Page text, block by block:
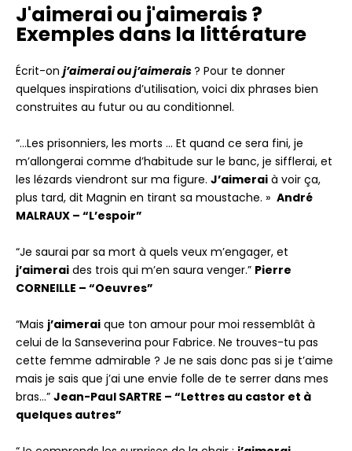
J'aimerai ou j'aimerais ?
Exemples dans la littérature
Écrit-on j’aimerai ou j’aimerais? Pour te donner
quelques inspirations d’utilisation, voici dix phrases bien
construites au futur ou au conditionnel.
“…Les prisonniers, les morts … Et quand ce sera fini, je
m’allongerai comme d’habitude sur le banc, je sifflerai, et
les lézards viendront sur ma figure. J’aimerai à voir ça,
plus tard, dit Magnin en tirant sa moustache. » André
MALRAUX – “L’espoir”
“Je saurai par sa mort à quels veux m’engager, et
j’aimerai des trois qui m’en saura venger.” Pierre
CORNEILLE – “Oeuvres”
“Mais j’aimerai que ton amour pour moi ressemblât à
celui de la Sanseverina pour Fabrice. Ne trouves-tu pas
cette femme admirable ? Je ne sais donc pas si je t’aime
mais je sais que j’ai une envie folle de te serrer dans mes
bras…” Jean-Paul SARTRE – “Lettres au castor et à
quelques autres”